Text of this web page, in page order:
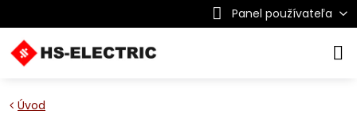
Panel používateľa
Úvod